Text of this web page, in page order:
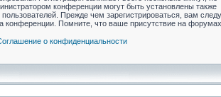
конференции могут быть установлены также
Прежде чем зарегистрироваться, вам
конференции. Помните, что ваше присутствие на форумах
о конфиденциальности